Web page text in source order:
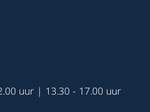
uur | 13.30 - 17.00 uur